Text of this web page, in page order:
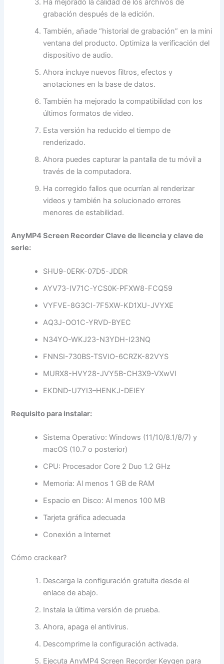
Ha mejorado la calidad de los archivos de
grabación después de la edición.
También, añade “historial de grabación” en la mini
ventana del producto. Optimiza la verificación del
dispositivo de audio.
Ahora incluye nuevos filtros, efectos y
anotaciones en la base de datos.
También ha mejorado la compatibilidad con los
últimos formatos de video.
Esta versión ha reducido el tiempo de
renderizado.
Ahora puedes capturar la pantalla de tu móvil a
través de la computadora.
Ha corregido fallos que ocurrían al renderizar
videos y también ha solucionado errores
menores de estabilidad.
AnyMP4 Screen Recorder Clave de licencia y clave de
serie:
SHU9-0ERK-07D5-JDDR
AYV73-IV71C-YCS0K-PFXW8-FCQ59
VYFVE-8G3CI-7F5XW-KD1XU-JVYXE
AQ3J-OO1C-YRVD-BYEC
N34YO-WKJ23-N3YDH-I23NQ
FNNSI-730BS-TSVIO-6CRZK-82VYS
MURX8-HVY28-JVY5B-CH3X9-VXwVI
EKDND-U7YI3–HENKJ-DEIEY
Requisito para instalar:
Sistema Operativo: Windows (11/10/8.1/8/7) y
macOS (10.7 o posterior)
CPU: Procesador Core 2 Duo 1.2 GHz
Memoria: Al menos 1 GB de RAM
Espacio en Disco: Al menos 100 MB
Tarjeta gráfica adecuada
Conexión a Internet
Cómo crackear?
Descarga la configuración gratuita desde el
enlace de abajo.
Instala la última versión de prueba.
Ahora, apaga el antivirus.
Descomprime la configuración activada.
Ejecuta AnyMP4 Screen Recorder Keygen para